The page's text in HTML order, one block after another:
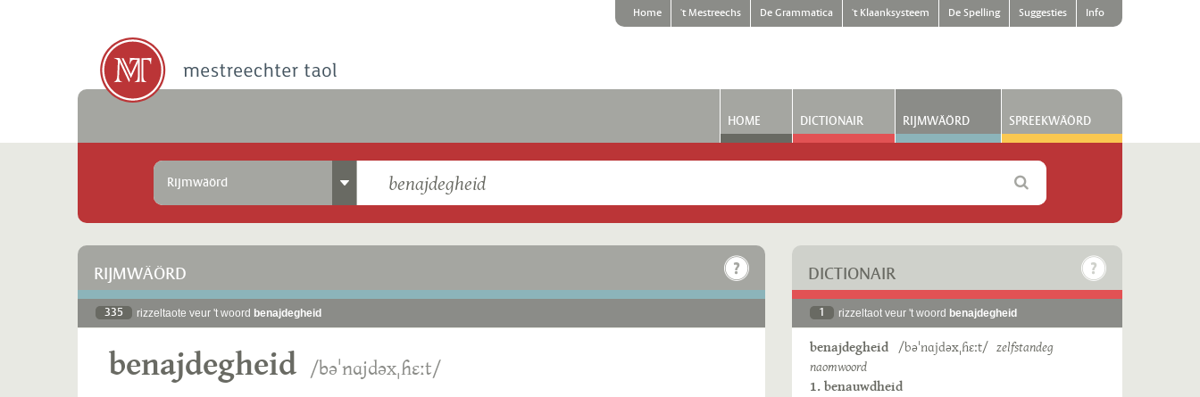
Home 't Mestreechs De Grammatica 't Klaanksysteem De Spelling Suggesties Info
HOME DICTIONAIR RIJMWÄÖRD SPREEKWÄÖRD
Rijmwäörd
RIJMWÄÖRD
335 rizzeltaote veur 't woord benajdegheid
benajdegheid /bəˈnɑjdəxˌɦɛːt/
DICTIONAIR
1 rizzeltaot veur 't woord benajdegheid
benajdegheid /bəˈnɑjdəxˌɦɛːt/ zelfstandeg
naomwoord
1. benauwdheid